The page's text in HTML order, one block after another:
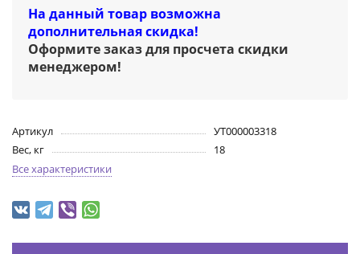
На данный товар возможна
дополнительная скидка!
Оформите заказ для просчета скидки
менеджером!
Артикул
УТ000003318
Вес, кг
18
Все характеристики